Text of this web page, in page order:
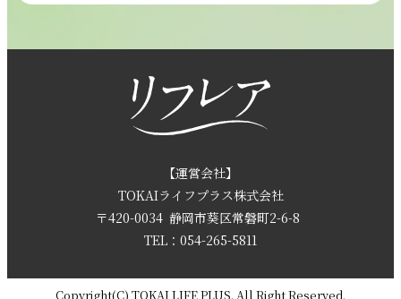
054-265-5811
【電話受付時間】8:30～17:30（月曜～土曜）
採用情報
お問い合わせ
資料請求
【運営会社】
TOKAIライフプラス株式会社
〒420-0034 静岡市葵区常磐町2-6-8
TEL：054-265-5811
Copyright(C) TOKAI LIFE PLUS. All Right Reserved.